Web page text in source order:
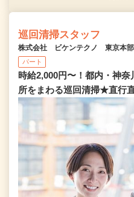
巡回清掃スタッフ
株式会社 ビケンテクノ 東京本部
パート
時給2,000円〜！都内・神
所をまわる巡回清掃★直行